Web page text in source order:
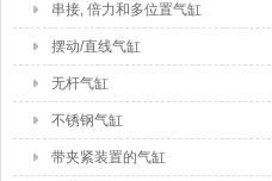
串接, 倍力和多位置气缸
摆动/直线气缸
无杆气缸
不锈钢气缸
带夹紧装置的气缸